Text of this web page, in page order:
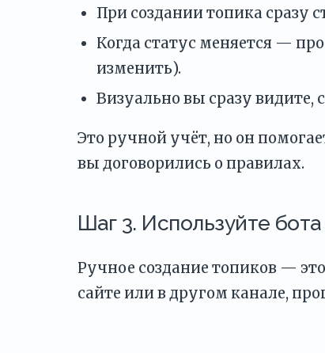
При создании топика сразу
Когда статус меняется —
изменить).
Визуально вы сразу видите,
Это ручной учёт, но он
вы договорились о правилах.
Шаг 3. Используйте
Ручное создание топиков —
сайте или в другом канале,